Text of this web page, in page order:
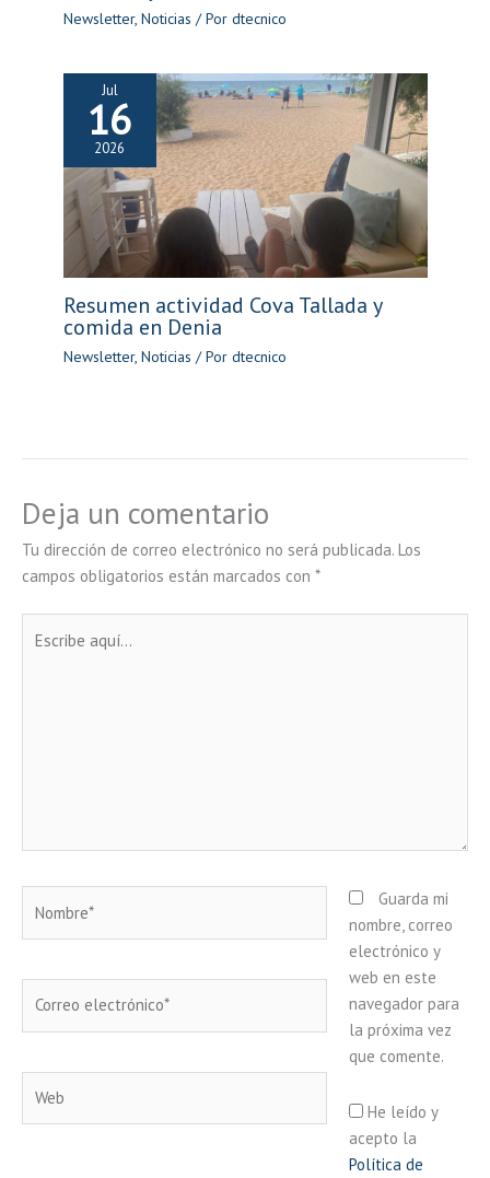
Newsletter, Noticias / Por dtecnico
Jul
16
2026
Resumen actividad Cova Tallada y
comida en Denia
Newsletter, Noticias / Por dtecnico
Deja un comentario
Tu dirección de correo electrónico no será publicada. Los
campos obligatorios están marcados con *
aquí...
electrónico*
Guarda mi
nombre, correo
electrónico y
web en este
navegador para
la próxima vez
que comente.
He leído y
acepto la
Política de